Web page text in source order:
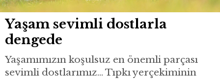
Yaşam sevimli dostlarla
dengede
Yaşamımızın koşulsuz en önemli parçası
sevimli dostlarımız… Tıpkı yerçekiminin